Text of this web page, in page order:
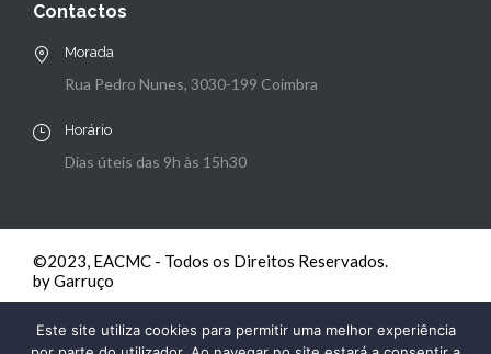
Contactos
Morada
Rua Pedro Nunes, 3030-199 Coimbra
Horário
Dias úteis das 9h às 15h30
©2023, EACMC - Todos os Direitos Reservados.
by Garruço
Este site utiliza cookies para permitir uma melhor experiência